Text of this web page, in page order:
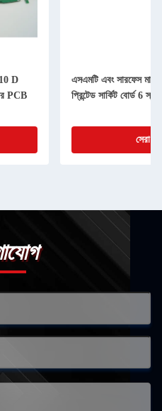
D
PCB
এসএমটি এবং সারফেস মাউন্ট
প্রিন্টেড সার্কিট বোর্ড 6
সেরা